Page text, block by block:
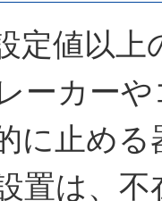
定値以上
ーカー
に止める
置は、